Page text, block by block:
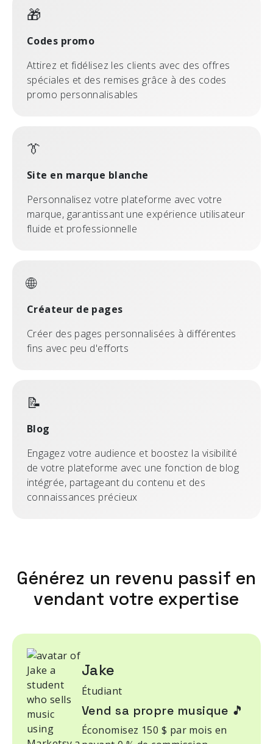
🎁
Codes promo
Attirez et fidélisez les clients avec des offres
spéciales et des remises grâce à des codes
promo personnalisables
👔
Site en marque blanche
Personnalisez votre plateforme avec votre
marque, garantissant une expérience utilisateur
fluide et professionnelle
🌐
Créateur de pages
Créer des pages personnalisées à différentes
fins avec peu d'efforts
📝
Blog
Engagez votre audience et boostez la visibilité
de votre plateforme avec une fonction de blog
intégrée, partageant du contenu et des
connaissances précieux
Générez un revenu passif en
vendant votre expertise
Jake
Étudiant
Vend sa propre musique 🎵
Économisez 150 $ par mois en